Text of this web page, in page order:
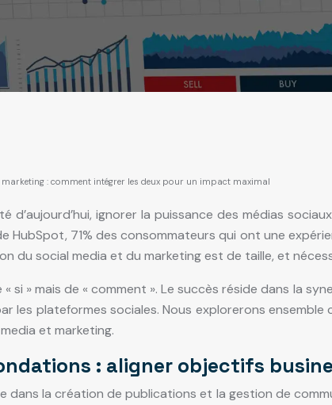
: comment intégrer les deux pour un impact maximal
d’aujourd’hui, ignorer la puissance des médias
HubSpot, 71% des consommateurs qui ont une
du social media et du marketing est de taille, et
« si » mais de « comment ». Le succès réside dans la
les plateformes sociales. Nous explorerons
et marketing.
: aligner objectifs
dans la création de publications et la gestion de